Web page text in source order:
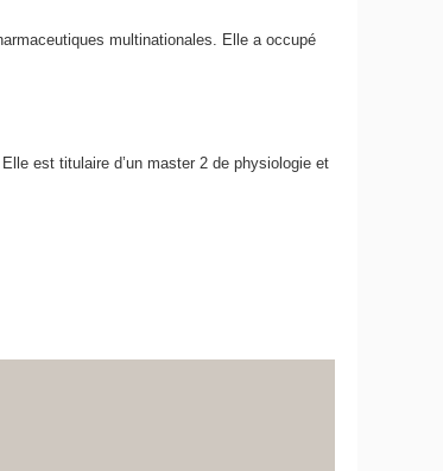
multinationales. Elle a occupé
est titulaire d’un master 2 de physiologie et